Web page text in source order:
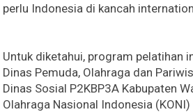
perlu Indonesia di kancah
Untuk diketahui, program pelatihan
Dinas Pemuda, Olahraga dan
Dinas Sosial P2KBP3A Kabupaten
Olahraga Nasional Indonesia